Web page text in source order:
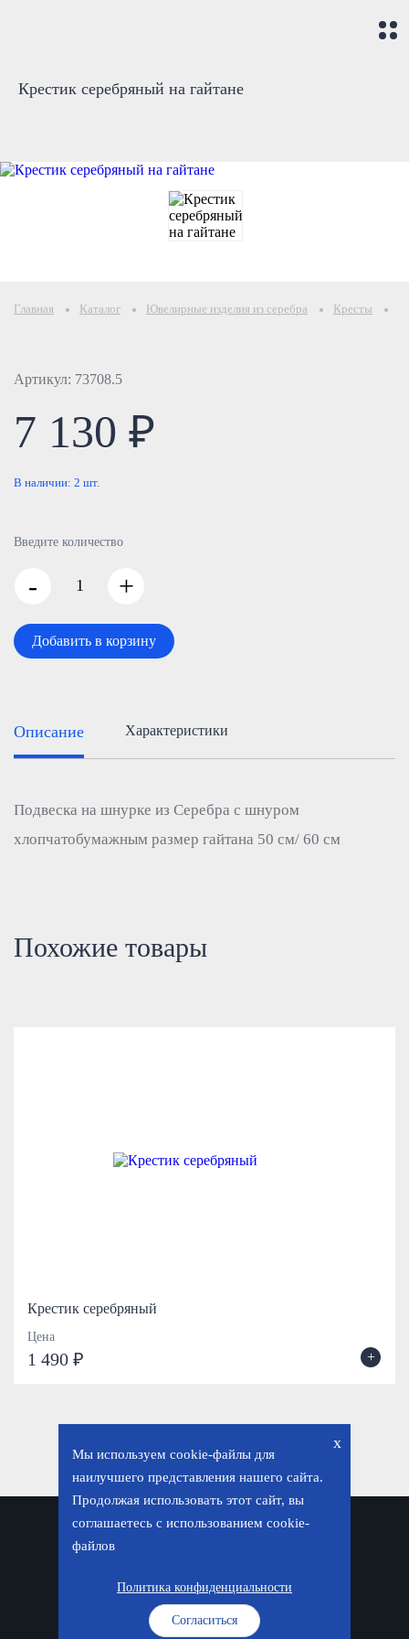
Крестик серебряный на гайтане
Главная Каталог Ювелирные изделия из серебра Кресты
Артикул: 73708.5
7 130 ₽
В наличии: 2 шт.
Введите количество
- +
Добавить в корзину
Описание Характеристики
Подвеска на шнурке из Серебра с шнуром
хлопчатобумажным размер гайтана 50 см/ 60 см
Похожие товары
Крестик серебряный
Цена
1 490 ₽ +
x
Мы используем cookie-файлы для
наилучшего представления нашего сайта.
Продолжая использовать этот сайт, вы
соглашаетесь с использованием cookie-
файлов
Согласиться
Политика конфиденциальности